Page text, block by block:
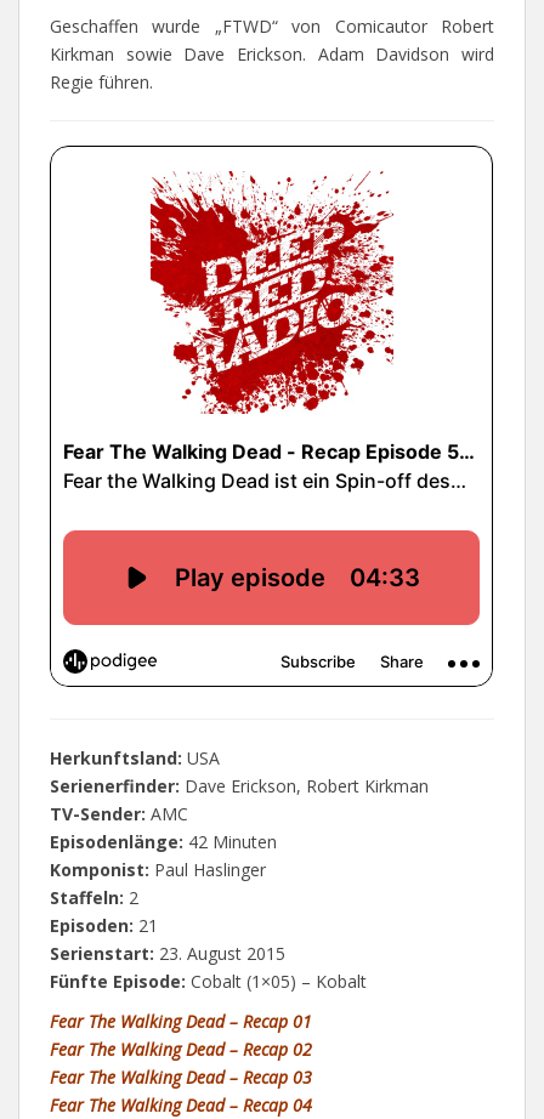
Geschaffen wurde „FTWD“ von Comicautor Robert
Kirkman sowie Dave Erickson. Adam Davidson wird
Regie führen.
Herkunftsland: USA
Serienerfinder: Dave Erickson, Robert Kirkman
TV-Sender: AMC
Episodenlänge: 42 Minuten
Komponist: Paul Haslinger
Staffeln: 2
Episoden: 21
Serienstart: 23. August 2015
Fünfte Episode: Cobalt (1×05) – Kobalt
Fear The Walking Dead – Recap 01
Fear The Walking Dead – Recap 02
Fear The Walking Dead – Recap 03
Fear The Walking Dead – Recap 04